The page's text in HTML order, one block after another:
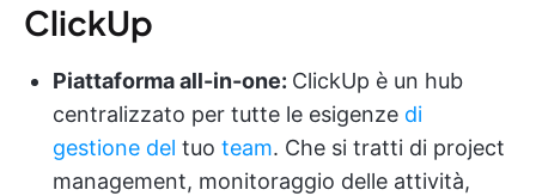
ClickUp
Piattaforma all-in-one: ClickUp è un hub
centralizzato per tutte le esigenze di
gestione del tuo team. Che si tratti di project
management, monitoraggio delle attività,